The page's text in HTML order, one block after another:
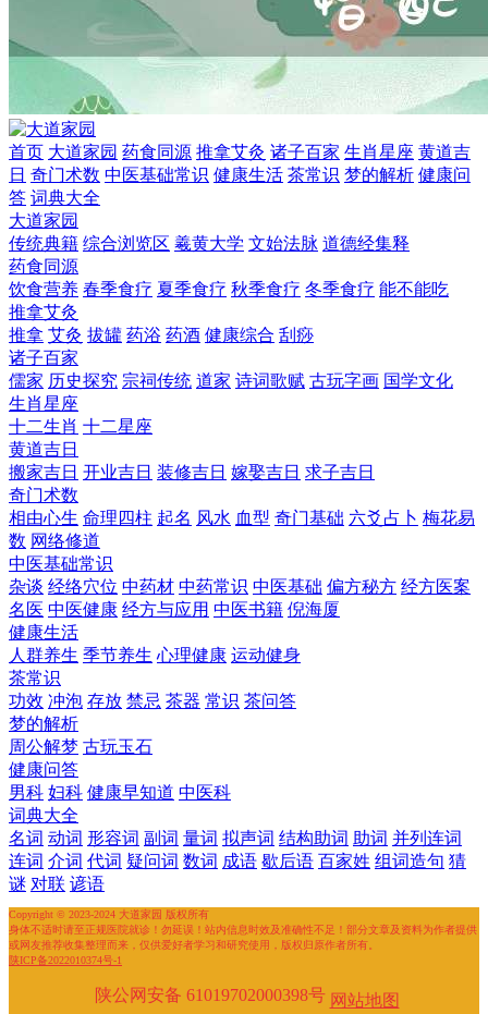
首页 大道家园 药食同源 推拿艾灸 诸子百家 生肖星座 黄道吉
日 奇门术数 中医基础常识 健康生活 茶常识 梦的解析 健康问
答 词典大全
大道家园
传统典籍 综合浏览区 羲黄大学 文始法脉 道德经集释
药食同源
饮食营养 春季食疗 夏季食疗 秋季食疗 冬季食疗 能不能吃
推拿艾灸
推拿 艾灸 拔罐 药浴 药酒 健康综合 刮痧
诸子百家
儒家 历史探究 宗祠传统 道家 诗词歌赋 古玩字画 国学文化
生肖星座
十二生肖 十二星座
黄道吉日
搬家吉日 开业吉日 装修吉日 嫁娶吉日 求子吉日
奇门术数
相由心生 命理四柱 起名 风水 血型 奇门基础 六爻占卜 梅花易
数 网络修道
中医基础常识
杂谈 经络穴位 中药材 中药常识 中医基础 偏方秘方 经方医案
名医 中医健康 经方与应用 中医书籍 倪海厦
健康生活
人群养生 季节养生 心理健康 运动健身
茶常识
功效 冲泡 存放 禁忌 茶器 常识 茶问答
梦的解析
周公解梦 古玩玉石
健康问答
男科 妇科 健康早知道 中医科
词典大全
名词 动词 形容词 副词 量词 拟声词 结构助词 助词 并列连词
连词 介词 代词 疑问词 数词 成语 歇后语 百家姓 组词造句 猜
谜 对联 谚语
Copyright © 2023-2024 大道家园 版权所有
身体不适时请至正规医院就诊！勿延误！站内信息时效及准确性不足！部分文章及资料为作者提供
或网友推荐收集整理而来，仅供爱好者学习和研究使用，版权归原作者所有。
陕ICP备2022010374号-1
陕公网安备 61019702000398号 网站地图